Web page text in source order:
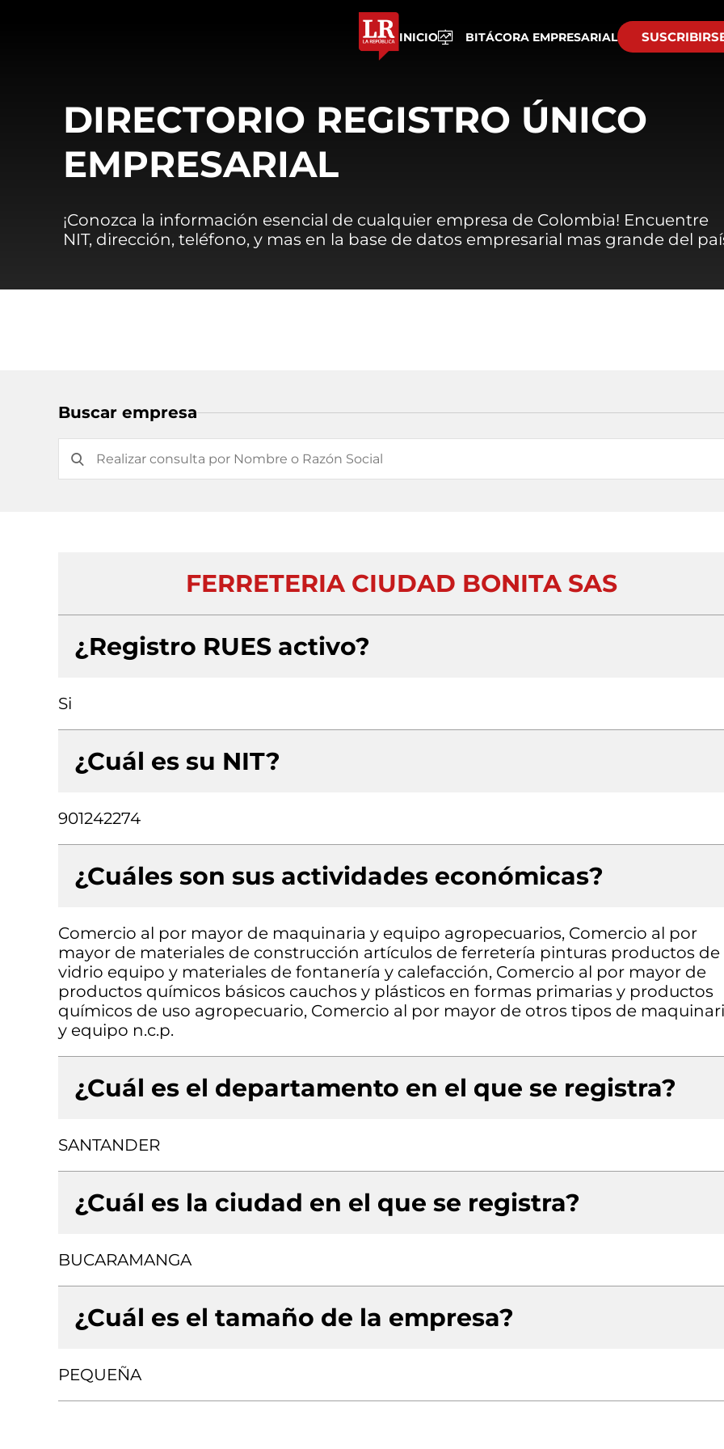
INICIO BITÁCORA EMPRESARIAL
DIRECTORIO REGISTRO ÚNICO
EMPRESARIAL
¡Conozca la información esencial de cualquier empresa de Colombia! Encuentre
NIT, dirección, teléfono, y mas en la base de datos empresarial mas grande del
Buscar empresa
FERRETERIA CIUDAD BONITA SAS
¿Registro RUES activo?
Si
¿Cuál es su NIT?
901242274
¿Cuáles son sus actividades económicas?
Comercio al por mayor de maquinaria y equipo agropecuarios, Comercio al por
mayor de materiales de construcción artículos de ferretería pinturas productos de
vidrio equipo y materiales de fontanería y calefacción, Comercio al por mayor de
productos químicos básicos cauchos y plásticos en formas primarias y productos
químicos de uso agropecuario, Comercio al por mayor de otros tipos de
y equipo n.c.p.
¿Cuál es el departamento en el que se registra?
SANTANDER
¿Cuál es la ciudad en el que se registra?
BUCARAMANGA
¿Cuál es el tamaño de la empresa?
PEQUEÑA